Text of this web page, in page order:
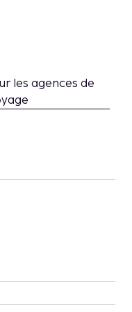
les agences de